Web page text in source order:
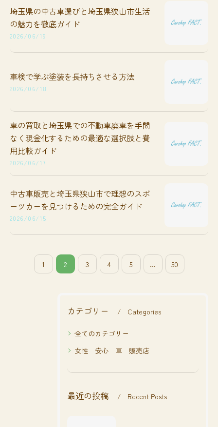
埼玉県の中古車選びと埼玉県狭山市生活
の魅力を徹底ガイド
2026/06/19
車検で学ぶ塗装を長持ちさせる方法
2026/06/18
車の買取と埼玉県での不動車廃車を手間
なく現金化するための最適な選択肢と費
用比較ガイド
2026/06/17
中古車販売と埼玉県狭山市で理想のスポ
ーツカーを見つけるための完全ガイド
2026/06/15
1 2 3 4 5 ... 50
カテゴリー Categories
全てのカテゴリー
女性 安心 車 販売店
最近の投稿 Recent Posts